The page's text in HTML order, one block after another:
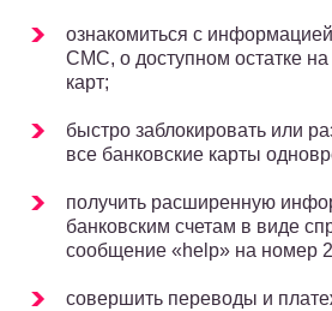
ознакомиться с
СМС, о доступном остатке на
карт;
быстро заблокировать или
все банковские карты
получить расширенную
банковским счетам в виде
сообщение «help» на номер
совершить переводы и